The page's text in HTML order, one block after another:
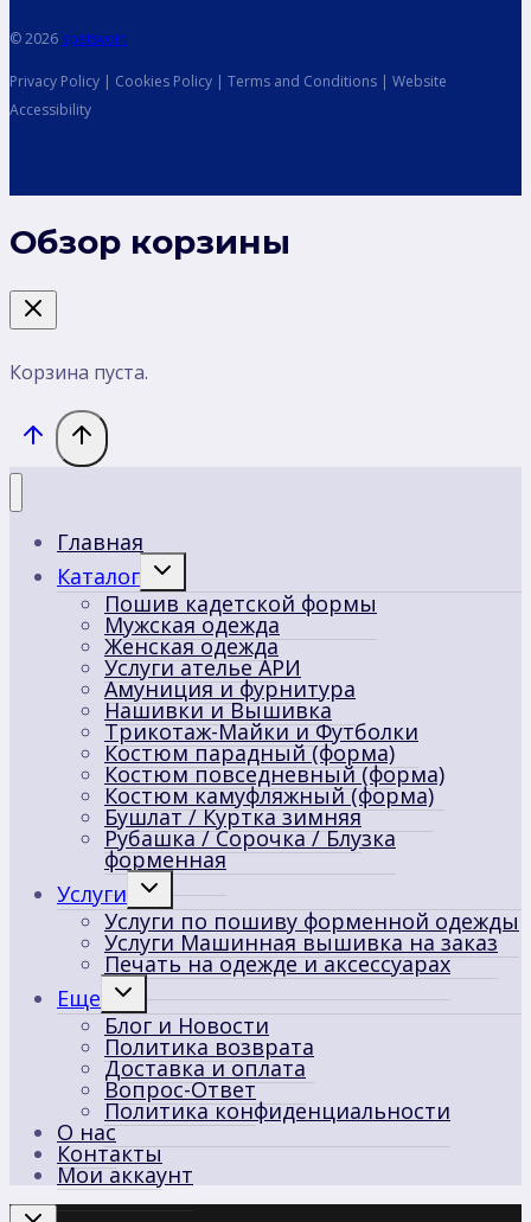
© 2026 spetsvoin
Privacy Policy | Cookies Policy | Terms and Conditions | Website
Accessibility
Обзор корзины
Корзина пуста.
Главная
Каталог
Переключить
меню
Пошив кадетской формы
Мужская одежда
Женская одежда
Услуги ателье АРИ
Амуниция и фурнитура
Нашивки и Вышивка
Трикотаж-Майки и Футболки
Костюм парадный (форма)
Костюм повседневный (форма)
Костюм камуфляжный (форма)
Бушлат / Куртка зимняя
Рубашка / Сорочка / Блузка
форменная
Услуги
Переключить
дочернее
меню
Услуги по пошиву форменной одежды
Услуги Машинная вышивка на заказ
Печать на одежде и аксессуарах
Еще
Переключить
дочернее
меню
Блог и Новости
Политика возврата
Доставка и оплата
Вопрос-Ответ
Политика конфиденциальности
О нас
Контакты
Мои аккаунт